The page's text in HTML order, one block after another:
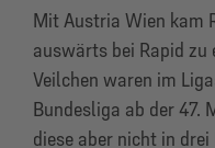
Mit Austria Wien kam
auswärts bei Rapid zu
Veilchen waren im
Bundesliga ab der 47.
diese aber nicht in